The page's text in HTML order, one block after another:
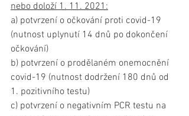
nebo doloží 1. 11. 2021:
a) potvrzení o očkování proti covid-19
(nutnost uplynutí 14 dnů po dokončení
očkování)
b) potvrzení o prodělaném onemocnění
covid-19 (nutnost dodržení 180 dnů od
1. pozitivního testu)
c) potvrzení o negativním PCR testu na